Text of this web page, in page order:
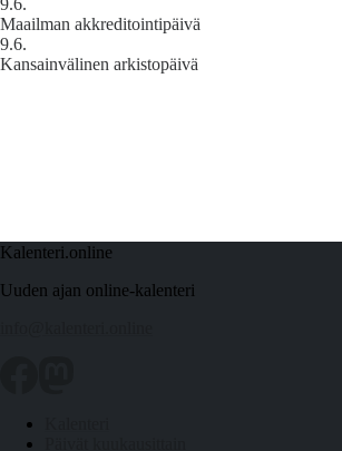
9.6.
Maailman akkreditointipäivä
9.6.
Kansainvälinen arkistopäivä
Kalenteri.online
Uuden ajan online-kalenteri